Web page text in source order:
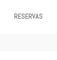
RESERVAS